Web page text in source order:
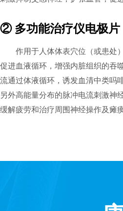
② 多功能治疗仪电极片
作用于人体体表穴位（或患处
促进血液循环，增强内脏组织的吞
流通过体液循环，诱发血清中类
另外高能量分布的脉冲电流刺激神
缓解疲劳和治疗周围神经操作及瘫痪